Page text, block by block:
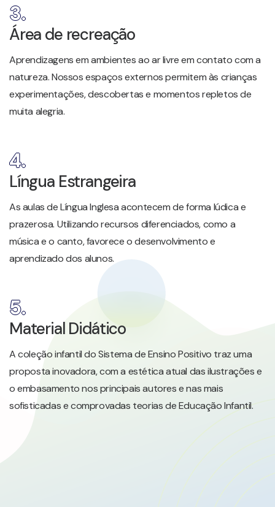
3.
Área de recreação
Aprendizagens em ambientes ao ar livre em contato com a
natureza. Nossos espaços externos permitem às crianças
experimentações, descobertas e momentos repletos de
muita alegria.
4.
Língua Estrangeira
As aulas de Língua Inglesa acontecem de forma lúdica e
prazerosa. Utilizando recursos diferenciados, como a
música e o canto, favorece o desenvolvimento e
aprendizado dos alunos.
5.
Material Didático
A coleção infantil do Sistema de Ensino Positivo traz uma
proposta inovadora, com a estética atual das ilustrações e
o embasamento nos principais autores e nas mais
sofisticadas e comprovadas teorias de Educação Infantil.